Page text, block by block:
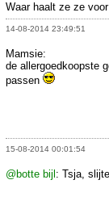
Waar haalt ze ze
14-08-2014 23:49:51
Mamsie:
de allergoedkoopste
passen
15-08-2014 00:01:54
@botte bijl: Tsja,